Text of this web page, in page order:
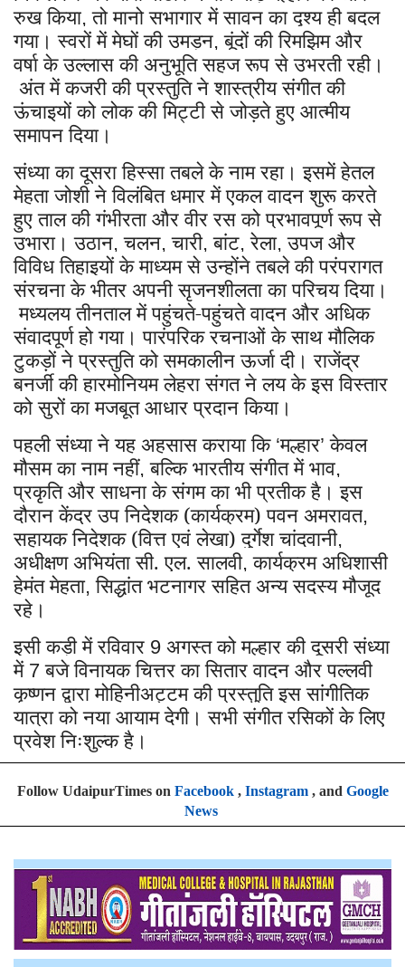
रुख किया,तो मानो सभागार में सावन का दृश्य ही बदल
गया। स्वरों में मेघों की उमड़न,बूंदों की रिमझिम और
वर्षा के उल्लास की अनुभूति सहज रूप से उभरती रही।
अंत में कजरी की प्रस्तुति ने शास्त्रीय संगीत की
ऊंचाइयों को लोक की मिट्टी से जोड़ते हुए आत्मीय
समापन दिया।
संध्या का दूसरा हिस्सा तबले के नाम रहा। इसमें हेतल
मेहता जोशी ने विलंबित धमार में एकल वादन शुरू करते
हुए ताल की गंभीरता और वीर रस को प्रभावपूर्ण रूप से
उभारा। उठान,चलन,चारी,बांट,रेला,उपज और
विविध तिहाइयों के माध्यम से उन्होंने तबले की परंपरागत
संरचना के भीतर अपनी सृजनशीलता का परिचय दिया।
मध्यलय तीनताल में पहुंचते-पहुंचते वादन और अधिक
संवादपूर्ण हो गया। पारंपरिक रचनाओं के साथ मौलिक
टुकड़ों ने प्रस्तुति को समकालीन ऊर्जा दी। राजेंद्र
बनर्जी की हारमोनियम लेहरा संगत ने लय के इस विस्तार
को सुरों का मजबूत आधार प्रदान किया।
पहली संध्या ने यह अहसास कराया कि ‘मल्हार’केवल
मौसम का नाम नहीं,बल्कि भारतीय संगीत में भाव,
प्रकृति और साधना के संगम का भी प्रतीक है।इस
दौरान केंद्र उप निदेशक (कार्यक्रम) पवन अमरावत,
सहायक निदेशक (वित्त एवं लेखा) दुर्गेश चांदवानी,
अधीक्षण अभियंता सी. एल. सालवी,कार्यक्रम अधिशासी
हेमंत मेहता,सिद्धांत भटनागर सहित अन्य सदस्य मौजूद
रहे।
इसी कड़ी में रविवार 9 अगस्त को मल्हार की दूसरी संध्या
में 7बजे विनायक चित्तर का सितार वादन और पल्लवी
कृष्णन द्वारा मोहिनीअट्टम की प्रस्तुति इस सांगीतिक
यात्रा को नया आयाम देगी। सभी संगीत रसिकों के लिए
प्रवेश निःशुल्क है।
Follow UdaipurTimes on Facebook, Instagram, and Google
News